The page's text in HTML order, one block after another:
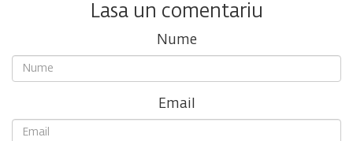
Lasa un comentariu
Nume
Email